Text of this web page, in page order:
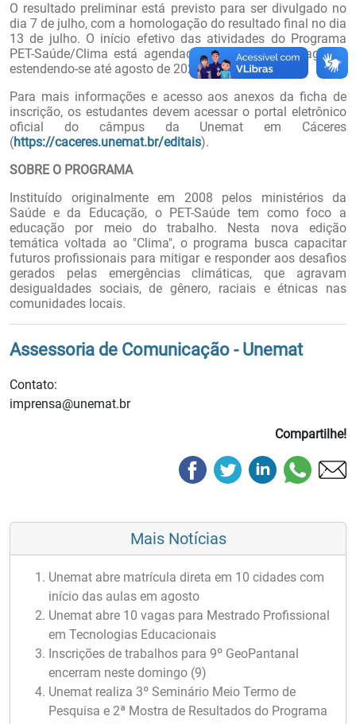
O resultado preliminar está previsto para ser divulgado no
dia 7 de julho, com a homologação do resultado final no dia
13 de julho. O início efetivo das atividades do Programa
PET-Saúde/Clima está agendado para o dia 3 de agosto,
estendendo-se até agosto de 2028.
Para mais informações e acesso aos anexos da ficha de
inscrição, os estudantes devem acessar o portal eletrônico
oficial do câmpus da Unemat em Cáceres
(https://caceres.unemat.br/editais).
SOBRE O PROGRAMA
Instituído originalmente em 2008 pelos ministérios da
Saúde e da Educação, o PET-Saúde tem como foco a
educação por meio do trabalho. Nesta nova edição
temática voltada ao "Clima", o programa busca capacitar
futuros profissionais para mitigar e responder aos desafios
gerados pelas emergências climáticas, que agravam
desigualdades sociais, de gênero, raciais e étnicas nas
comunidades locais.
Assessoria de Comunicação - Unemat
Contato:
imprensa@unemat.br
Compartilhe!
Mais Notícias
Unemat abre matrícula direta em 10 cidades com
início das aulas em agosto
Unemat abre 10 vagas para Mestrado Profissional
em Tecnologias Educacionais
Inscrições de trabalhos para 9º GeoPantanal
encerram neste domingo (9)
Unemat realiza 3º Seminário Meio Termo de
Pesquisa e 2ª Mostra de Resultados do Programa